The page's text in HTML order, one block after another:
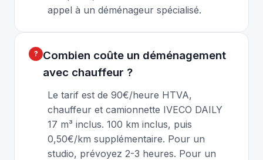
appel à un déménageur spécialisé.
Combien coûte un déménagement
avec chauffeur ?
Le tarif est de 90€/heure HTVA,
chauffeur et camionnette IVECO DAILY
17 m³ inclus. 100 km inclus, puis
0,50€/km supplémentaire. Pour un
studio, prévoyez 2-3 heures. Pour un